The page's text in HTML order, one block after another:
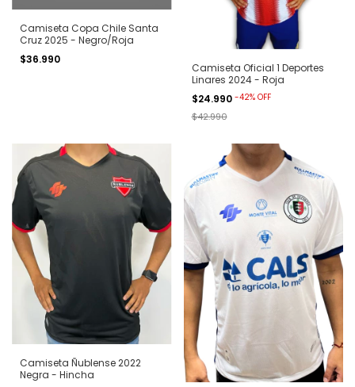
Camiseta Copa Chile Santa
Cruz 2025 - Negro/Roja
$36.990
Camiseta Oficial 1 Deportes
Linares 2024 - Roja
$24.990 -42% OFF
$42.990
Camiseta Ñublense 2022
Negra - Hincha